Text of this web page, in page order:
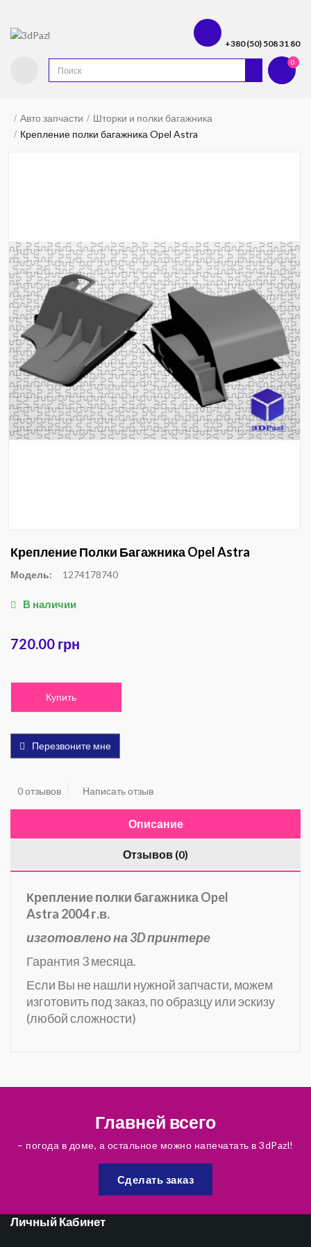
+380 (50) 508 31 80
0
Авто запчасти
Шторки и полки багажника
Крепление полки багажника Opel Astra
Крепление Полки Багажника Opel Astra
Модель: 1274178740
В наличии
720.00 грн
Купить
Перезвоните мне
0 отзывов Написать отзыв
Описание
Отзывов (0)
Крепление полки багажника Opel
Astra 2004 г.в.
изготовлено на 3D принтере
Гарантия 3 месяца.
Если Вы не нашли нужной запчасти, можем
изготовить под заказ, по образцу или эскизу
(любой сложности)
Главней всего
– погода в доме, а остальное можно напечатать в 3dPazl!
Сделать заказ
Личный Кабинет